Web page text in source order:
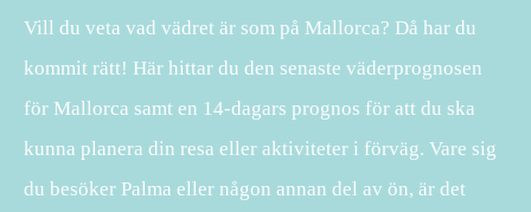
Vill du veta vad vädret är som på Mallorca? Då har du
kommit rätt! Här hittar du den senaste väderprognosen
för Mallorca samt en 14-dagars prognos för att du ska
kunna planera din resa eller aktiviteter i förväg. Vare sig
du besöker Palma eller någon annan del av ön, är det